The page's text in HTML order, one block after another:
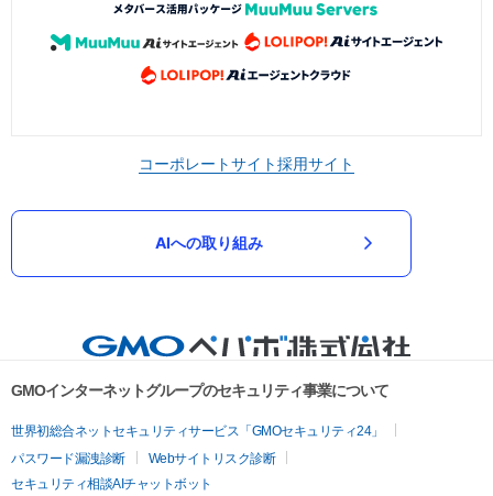
コーポレートサイト採用サイト
AIへの取り組み
GMOインターネットグループのセキュリティ事業について
世界初総合ネットセキュリティサービス「GMOセキュリティ24」
パスワード漏洩診断
Webサイトリスク診断
セキュリティ相談AIチャットボット